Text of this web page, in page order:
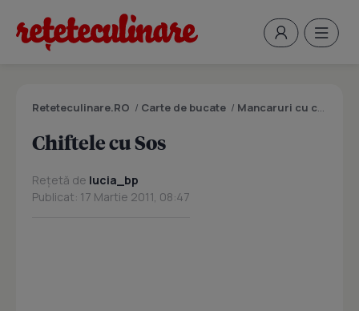
Reteteculinare.RO / Carte de bucate / Mancaruri cu carne
Chiftele cu Sos
Rețetă de lucia_bp
Publicat: 17 Martie 2011, 08:47